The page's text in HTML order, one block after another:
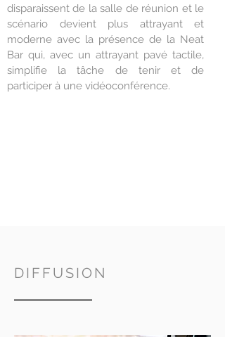
disparaissent de la salle de réunion et le
scénario devient plus attrayant et
moderne avec la présence de la Neat
Bar qui, avec un attrayant pavé tactile,
simplifie la tâche de tenir et de
participer à une vidéoconférence.
DIFFUSION